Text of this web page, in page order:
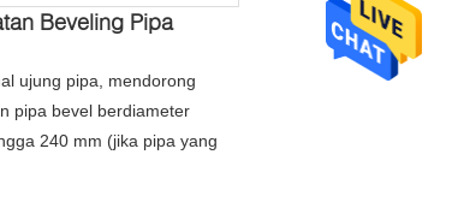
Beveling Pipa
ujung pipa, mendorong
pipa bevel berdiameter
240 mm (jika pipa yang